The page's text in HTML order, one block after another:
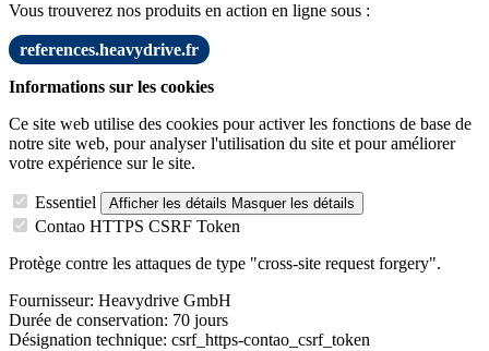
Vous trouverez nos produits en action en ligne sous :
references.heavydrive.fr
Informations sur les cookies
Ce site web utilise des cookies pour activer les fonctions de base de
notre site web, pour analyser l'utilisation du site et pour améliorer
votre expérience sur le site.
Essentiel Afficher les détails Masquer les détails
Contao HTTPS CSRF Token
Protège contre les attaques de type "cross-site request forgery".
Fournisseur: Heavydrive GmbH
Durée de conservation: 70 jours
Désignation technique: csrf_https-contao_csrf_token